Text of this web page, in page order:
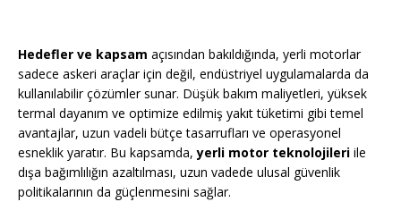
Hedefler ve kapsam açısından bakıldığında, yerli motorlar
sadece askeri araçlar için değil, endüstriyel uygulamalarda da
kullanılabilir çözümler sunar. Düşük bakım maliyetleri, yüksek
termal dayanım ve optimize edilmiş yakıt tüketimi gibi temel
avantajlar, uzun vadeli bütçe tasarrufları ve operasyonel
esneklik yaratır. Bu kapsamda,yerli motor teknolojileri ile
dışa bağımlılığın azaltılması, uzun vadede ulusal güvenlik
politikalarının da güçlenmesini sağlar.